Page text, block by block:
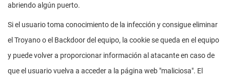
abriendo algún puerto.
Si el usuario toma conocimiento de la infección y consigue eliminar
el Troyano o el Backdoor del equipo, la cookie se queda en el equipo
y puede volver a proporcionar información al atacante en caso de
que el usuario vuelva a acceder a la página web "maliciosa". El